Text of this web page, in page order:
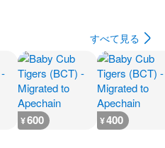
すべて見る
¥600 ¥400